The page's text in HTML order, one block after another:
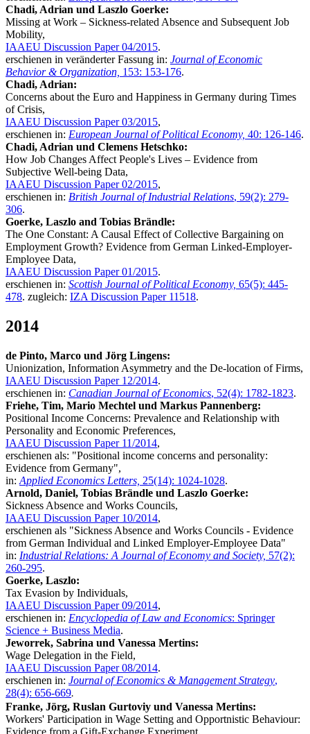
Chadi, Adrian und Laszlo Goerke:
Missing at Work – Sickness-related Absence and Subsequent Job
Mobility,
IAAEU Discussion Paper 04/2015.
erschienen in veränderter Fassung in: Journal of Economic
Behavior & Organization, 153: 153-176.
Chadi, Adrian:
Concerns about the Euro and Happiness in Germany during Times
of Crisis,
IAAEU Discussion Paper 03/2015,
erschienen in: European Journal of Political Economy, 40: 126-146.
Chadi, Adrian und Clemens Hetschko:
How Job Changes Affect People's Lives – Evidence from
Subjective Well-being Data,
IAAEU Discussion Paper 02/2015,
erschienen in: British Journal of Industrial Relations, 59(2): 279-
306.
Goerke, Laszlo and Tobias Brändle:
The One Constant: A Causal Effect of Collective Bargaining on
Employment Growth? Evidence from German Linked-Employer-
Employee Data,
IAAEU Discussion Paper 01/2015.
erschienen in: Scottish Journal of Political Economy, 65(5): 445-
478. zugleich: IZA Discussion Paper 11518.
2014
de Pinto, Marco und Jörg Lingens:
Unionization, Information Asymmetry and the De-location of Firms,
IAAEU Discussion Paper 12/2014.
erschienen in: Canadian Journal of Economics, 52(4): 1782-1823.
Friehe, Tim, Mario Mechtel und Markus Pannenberg:
Positional Income Concerns: Prevalence and Relationship with
Personality and Economic Preferences,
IAAEU Discussion Paper 11/2014,
erschienen als: "Positional income concerns and personality:
Evidence from Germany",
in: Applied Economics Letters, 25(14): 1024-1028.
Arnold, Daniel, Tobias Brändle und Laszlo Goerke:
Sickness Absence and Works Councils,
IAAEU Discussion Paper 10/2014,
erschienen als "Sickness Absence and Works Councils - Evidence
from German Individual and Linked Employer-Employee Data"
in: Industrial Relations: A Journal of Economy and Society, 57(2):
260-295.
Goerke, Laszlo:
Tax Evasion by Individuals,
IAAEU Discussion Paper 09/2014,
erschienen in: Encyclopedia of Law and Economics: Springer
Science + Business Media.
Jeworrek, Sabrina und Vanessa Mertins:
Wage Delegation in the Field,
IAAEU Discussion Paper 08/2014.
erschienen in: Journal of Economics & Management Strategy,
28(4): 656-669.
Franke, Jörg, Ruslan Gurtoviy und Vanessa Mertins:
Workers' Participation in Wage Setting and Opportnistic Behaviour:
Evidence from a Gift-Exchange Experiment,